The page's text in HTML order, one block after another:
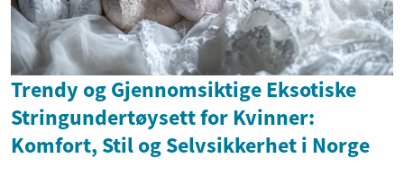
Trendy og Gjennomsiktige Eksotiske
Stringundertøysett for Kvinner:
Komfort, Stil og Selvsikkerhet i Norge